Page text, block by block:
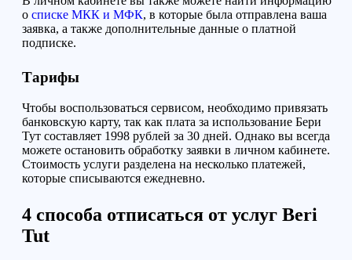
о списке МКК и МФК, в которые была отправлена ваша
заявка, а также дополнительные данные о платной
подписке.
Тарифы
Чтобы воспользоваться сервисом, необходимо привязать
банковскую карту, так как плата за использование Бери
Тут составляет 1998 рублей за 30 дней. Однако вы всегда
можете остановить обработку заявки в личном кабинете.
Стоимость услуги разделена на несколько платежей,
которые списываются ежедневно.
4 способа отписаться от услуг Beri
Tut